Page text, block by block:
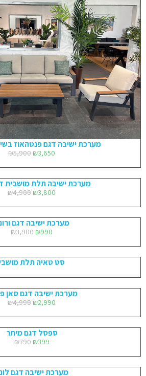
מערכת ישיבה דגם פנטהאוז
₪5,900 ₪3,650
מערכת ישיבה תלת מושבית
₪4,900 ₪3,800
מערכת ישיבה דגם
₪3,900 ₪990
סט טאיה תלת
מערכת ישיבה דגם סאן
₪4,990 ₪2,990
ספסל דגם מיתר
₪790 ₪399
מערכת ישיבה דגם